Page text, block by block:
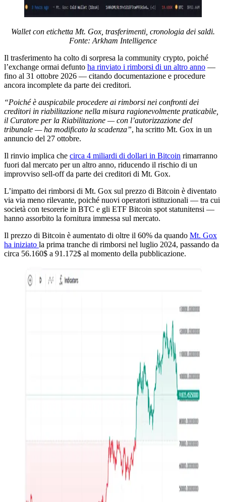
Wallet con etichetta Mt. Gox, trasferimenti, cronologia dei saldi.
Fonte: Arkham Intelligence
Il trasferimento ha colto di sorpresa la community crypto, poiché
l’exchange ormai defunto ha rinviato i rimborsi di un altro anno —
fino al 31 ottobre 2026 — citando documentazione e procedure
ancora incomplete da parte dei creditori.
“Poiché è auspicabile procedere ai rimborsi nei confronti dei
creditori in riabilitazione nella misura ragionevolmente praticabile,
il Curatore per la Riabilitazione — con l’autorizzazione del
tribunale — ha modificato la scadenza”, ha scritto Mt. Gox in un
annuncio del 27 ottobre.
Il rinvio implica che circa 4 miliardi di dollari in Bitcoin rimarranno
fuori dal mercato per un altro anno, riducendo il rischio di un
improvviso sell-off da parte dei creditori di Mt. Gox.
L’impatto dei rimborsi di Mt. Gox sul prezzo di Bitcoin è diventato
via via meno rilevante, poiché nuovi operatori istituzionali — tra cui
società con tesorerie in BTC e gli ETF Bitcoin spot statunitensi —
hanno assorbito la fornitura immessa sul mercato.
Il prezzo di Bitcoin è aumentato di oltre il 60% da quando Mt. Gox
ha iniziato la prima tranche di rimborsi nel luglio 2024, passando da
circa 56.160$ a 91.172$ al momento della pubblicazione.